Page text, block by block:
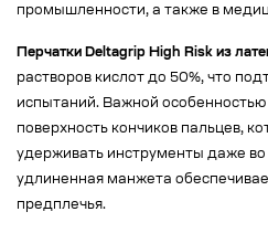
промышленности, а также в
Перчатки Deltagrip High Risk из
растворов кислот до 50%, что
испытаний. Важной особенностью
поверхность кончиков пальцев,
удерживать инструменты даже
удлиненная манжета
предплечья.